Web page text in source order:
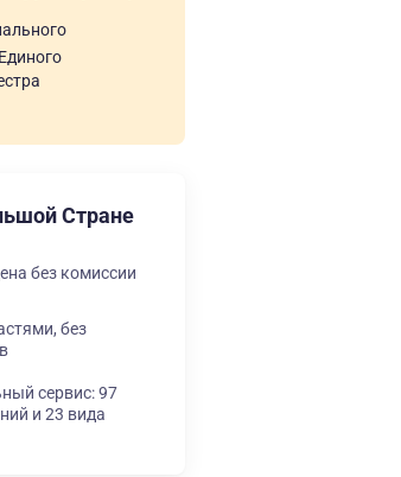
Стране
без комиссии
без
сервис: 97
и 23 вида